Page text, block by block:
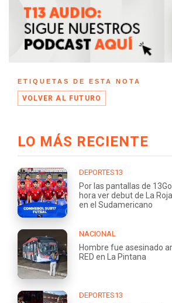
ETIQUETAS DE ESTA NOTA
VOLVER AL FUTURO
LO MÁS RECIENTE
DEPORTES13
Por las pantallas de
hora ver debut de La
en el Sudamericano
NACIONAL
Hombre fue asesinado
RED en La Pintana
DEPORTES13